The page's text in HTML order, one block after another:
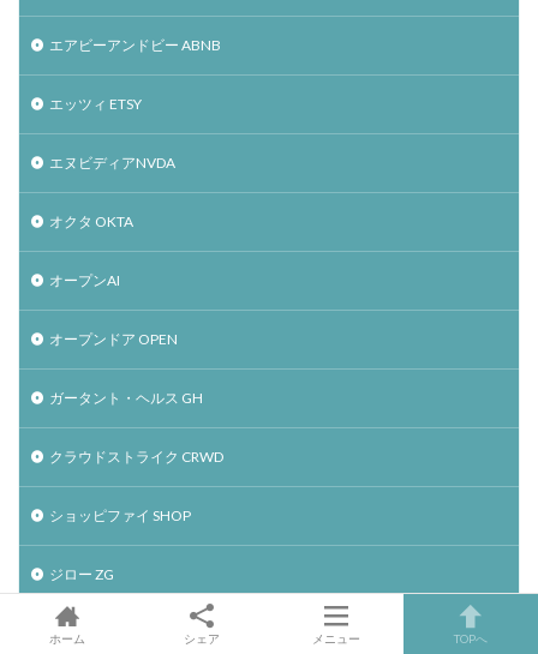
エアビーアンドビー ABNB
エッツィ ETSY
エヌビディアNVDA
オクタ OKTA
オープンAI
オープンドア OPEN
ガータント・ヘルス GH
クラウドストライク CRWD
ショッピファイ SHOP
ジロー ZG
スノーフレーク SNOW
ホーム シェア メニュー TOPへ